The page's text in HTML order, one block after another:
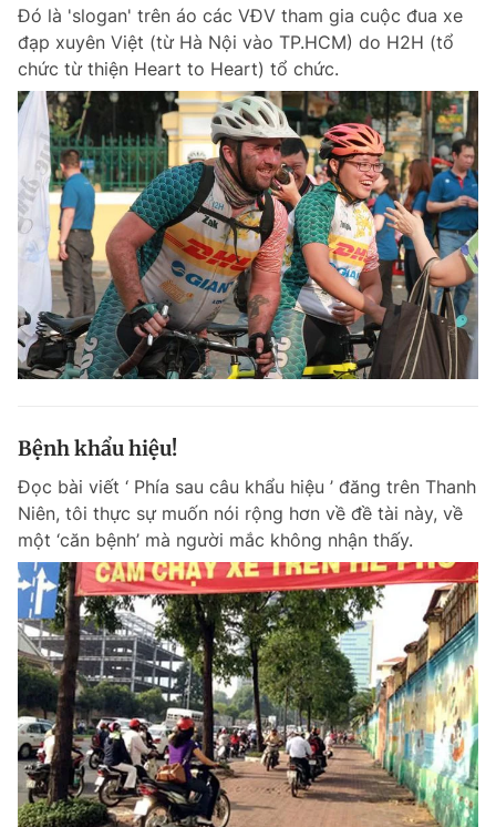
Đó là 'slogan' trên áo các VĐV tham gia cuộc đua xe
đạp xuyên Việt (từ Hà Nội vào TP.HCM) do H2H (tổ
chức từ thiện Heart to Heart) tổ chức.
Bệnh khẩu hiệu!
Đọc bài viết ‘ Phía sau câu khẩu hiệu ’ đăng trên Thanh
Niên, tôi thực sự muốn nói rộng hơn về đề tài này, về
một ‘căn bệnh’ mà người mắc không nhận thấy.